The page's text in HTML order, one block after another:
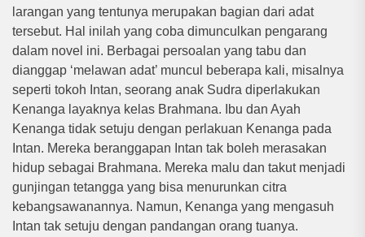
larangan yang tentunya merupakan bagian dari adat
tersebut. Hal inilah yang coba dimunculkan pengarang
dalam novel ini. Berbagai persoalan yang tabu dan
dianggap ‘melawan adat’ muncul beberapa kali, misalnya
seperti tokoh Intan, seorang anak Sudra diperlakukan
Kenanga layaknya kelas Brahmana. Ibu dan Ayah
Kenanga tidak setuju dengan perlakuan Kenanga pada
Intan. Mereka beranggapan Intan tak boleh merasakan
hidup sebagai Brahmana. Mereka malu dan takut menjadi
gunjingan tetangga yang bisa menurunkan citra
kebangsawanannya. Namun, Kenanga yang mengasuh
Intan tak setuju dengan pandangan orang tuanya.